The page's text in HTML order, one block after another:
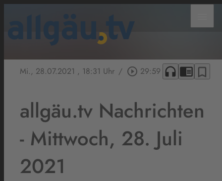
Mi., 28.07.2021 , 18:31 Uhr / play_circle_outline 29:59 headphones chrome_reader_mode bookmark_border
allgäu.tv Nachrichten
- Mittwoch, 28. Juli
2021